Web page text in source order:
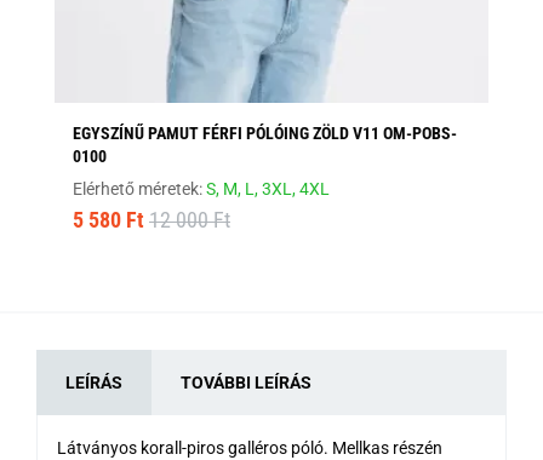
EGYSZÍNŰ PAMUT FÉRFI PÓLÓING ZÖLD V11 OM-POBS-
0100
Elérhető méretek:S, M, L,3XL,4XL
5 580 Ft 12 000 Ft
LEÍRÁS TOVÁBBI LEÍRÁS
Látványos korall-piros galléros póló. Mellkas részén